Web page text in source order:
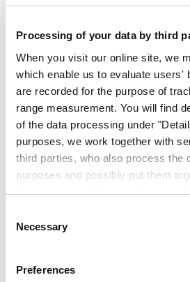
Processing of your data by third
When you visit our online site, we
which enable us to evaluate users'
are recorded for the purpose of
range measurement. You will find
of the data processing under
purposes, we work together with
third parties, who also process the
purposes and possibly put them
By clicking the "Accept all
consent to the processing of your
in question. It is voluntary, is not
make use of the online site and
future by clicking the "Revoke
Selection
Necessary
Preferences
Por ello, la empresa
SoLiD con la empresa
totalmente estructural en
embargo, antes de que los
hagan realidad viajes de
someterse a duras pruebas
Alemania, Bélgica y Reino
sus futuros propietarios